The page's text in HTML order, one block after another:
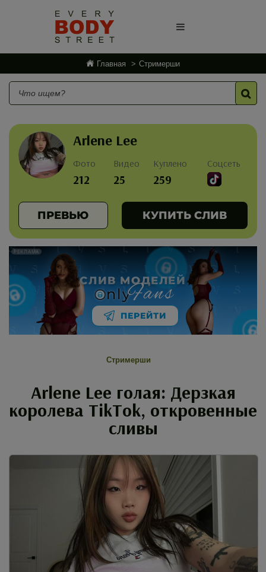
Главная Стримерши
Arlene Lee
Фото
212
Видео
25
Куплено
259
Соцсеть
ПРЕВЬЮ КУПИТЬ СЛИВ
РЕКЛАМА
СЛИВ МОДЕЛЕЙ
nlyFans
ПЕРЕЙТИ
Стримерши
Arlene Lee голая: Дерзкая
королева TikTok, откровенные
сливы